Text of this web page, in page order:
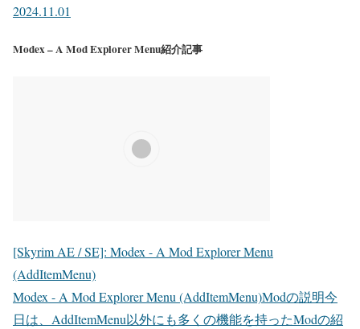
2024.11.01
Modex – A Mod Explorer Menu紹介記事
[Skyrim AE / SE]: Modex - A Mod Explorer Menu
(AddItemMenu)
Modex - A Mod Explorer Menu (AddItemMenu)Modの説明今
日は、AddItemMenu以外にも多くの機能を持ったModの紹